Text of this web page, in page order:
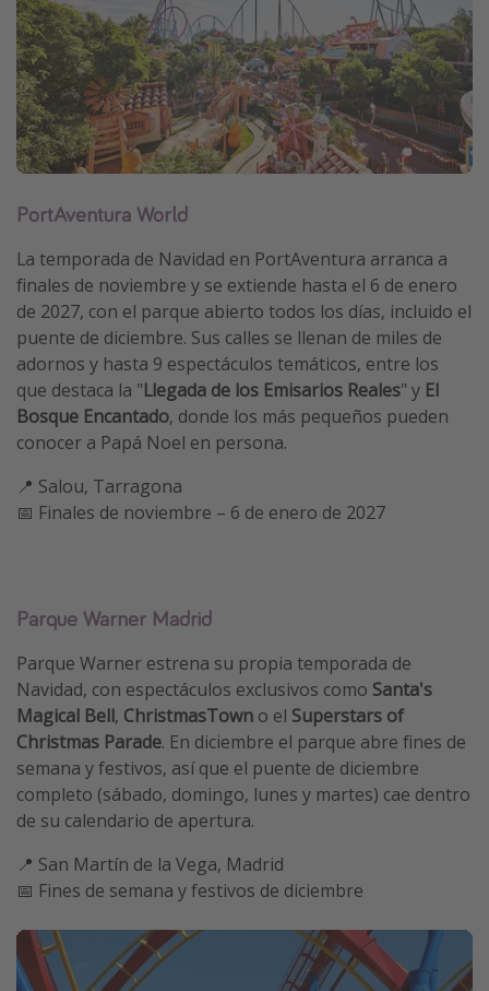
PortAventura World
La temporada de Navidad en PortAventura arranca a
finales de noviembre y se extiende hasta el 6 de enero
de 2027, con el parque abierto todos los días, incluido el
puente de diciembre. Sus calles se llenan de miles de
adornos y hasta 9 espectáculos temáticos, entre los
que destaca la "Llegada de los Emisarios Reales" y El
Bosque Encantado, donde los más pequeños pueden
conocer a Papá Noel en persona.
📍 Salou, Tarragona
📅 Finales de noviembre – 6 de enero de 2027
Parque Warner Madrid
Parque Warner estrena su propia temporada de
Navidad, con espectáculos exclusivos como Santa's
Magical Bell, ChristmasTown o el Superstars of
Christmas Parade. En diciembre el parque abre fines de
semana y festivos, así que el puente de diciembre
completo (sábado, domingo, lunes y martes) cae dentro
de su calendario de apertura.
📍 San Martín de la Vega, Madrid
📅 Fines de semana y festivos de diciembre